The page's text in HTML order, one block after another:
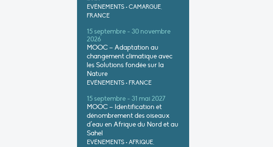
EVÉNEMENTS • CAMARGUE,
FRANCE
15 septembre - 30 novembre
2026
MOOC – Adaptation au
changement climatique avec
les Solutions fondée sur la
Nature
EVÉNEMENTS • FRANCE
15 septembre - 31 mai 2027
MOOC – Identification et
dénombrement des oiseaux
d’eau en Afrique du Nord et au
Sahel
EVÉNEMENTS • AFRIQUE,